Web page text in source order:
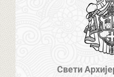
Свети